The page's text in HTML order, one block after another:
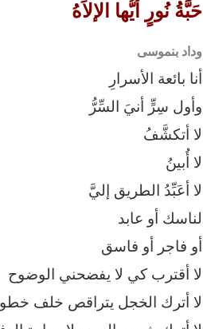
حَبَّةُ نُورٍ أيُّها الإلاَهُ
وداد بنموسى
أنا بائعة الأسرارِ
وأول سِرٍّ أنيَ السِّرُّ
لا أتكشَّفُ
لا أُبينُ
لا أعَبِّدُ الطريق إليَّ
لناسك أو عابد
أو فاجر أو فاسق
لا أقترب كي لا يفضحني الوضوح
لا أترك الخجل يتراقص خلف